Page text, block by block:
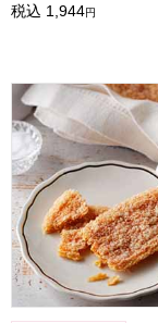
税込 1,944円
ホテルニューオ